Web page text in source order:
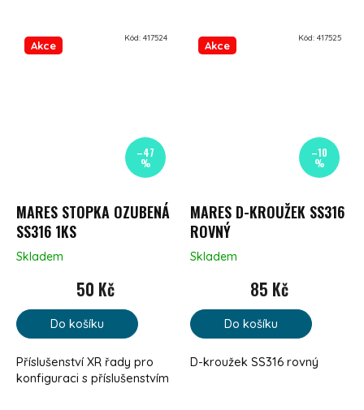
Akce
–47
%
MARES STOPKA OZUBENÁ
SS316 1KS
Skladem
50 Kč
Do košíku
Příslušenství XR řady pro
konfiguraci s příslušenstvím
Kód: 417524
Akce
–10
%
MARES D-KROUŽEK SS316
ROVNÝ
Skladem
85 Kč
Do košíku
D-kroužek SS316 rovný
Kód: 417525